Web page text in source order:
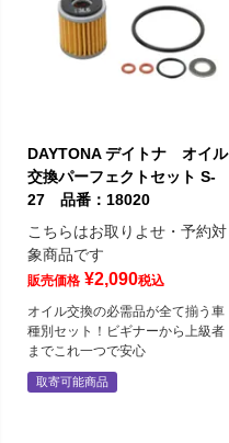
DAYTONA デイトナ オイル
交換パーフェクトセット S-
27 品番：18020
こちらはお取りよせ・予約対
象商品です
販売価格 ¥2,090税込
オイル交換の必需品が全て揃う車
種別セット！ビギナーから上級者
までこれ一つで安心
取寄可能商品